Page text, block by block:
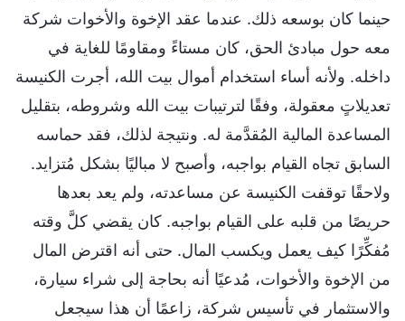
حينما كان بوسعه ذلك. عندما عقد الإخوة والأخوات شركة
معه حول مبادئ الحق، كان مستاءً ومقاومًا للغاية في
داخله. ولأنه أساء استخدام أموال بيت الله، أجرت الكنيسة
تعديلاتٍ معقولة، وفقًا لترتيبات بيت الله وشروطه، بتقليل
المساعدة المالية المُقدَّمة له. ونتيجة لذلك، فقد حماسه
السابق تجاه القيام بواجبه، وأصبح لا مباليًا بشكل مُتزايد.
ولاحقًا توقفت الكنيسة عن مساعدته، ولم يعد بعدها
حريصًا من قلبه على القيام بواجبه. كان يقضي كلَّ وقته
مُفكِّرًا كيف يعمل ويكسب المال. حتى أنه اقترض المال
من الإخوة والأخوات، مُدعيًا أنه بحاجة إلى شراء سيارة،
والاستثمار في تأسيس شركة، زاعمًا أن هذا سيجعل